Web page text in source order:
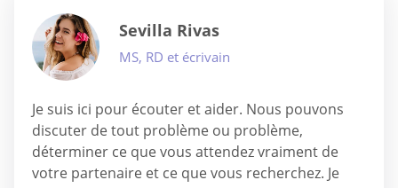
Sevilla Rivas
MS, RD et écrivain
Je suis ici pour écouter et aider. Nous pouvons
discuter de tout problème ou problème,
déterminer ce que vous attendez vraiment de
votre partenaire et ce que vous recherchez. Je